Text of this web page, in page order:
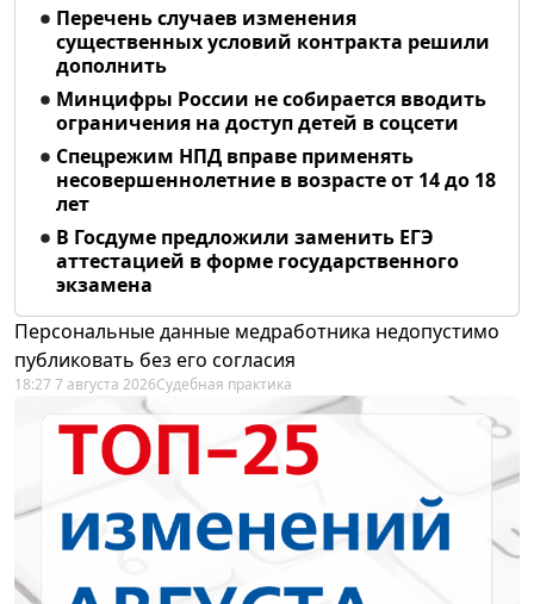
Перечень случаев изменения
существенных условий контракта решили
дополнить
Минцифры России не собирается вводить
ограничения на доступ детей в соцсети
Спецрежим НПД вправе применять
несовершеннолетние в возрасте от 14 до 18
лет
В Госдуме предложили заменить ЕГЭ
аттестацией в форме государственного
экзамена
Персональные данные медработника недопустимо
публиковать без его согласия
18:27 7 августа 2026Судебная практика